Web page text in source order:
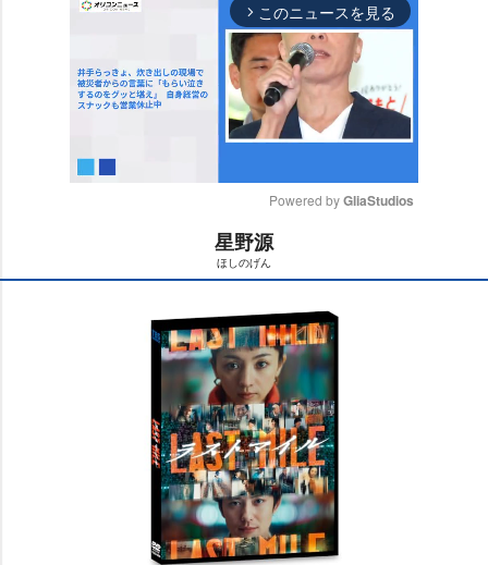
arrow_forward_ios このニュースを見る
t
Powered by GliaStudios
星野源
ほしのげん